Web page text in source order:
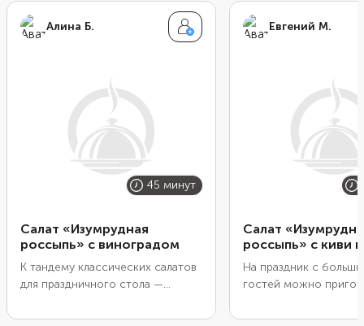
Алина Б.
45 минут
Салат «Изумрудная
россыпь» с виноградом
К тандему классических салатов
для праздничного стола —
шубой, можно добавить еще
Евгений М.
Салат
россыпь» с киви
На праздник с
гостей можно
«Изумрудная